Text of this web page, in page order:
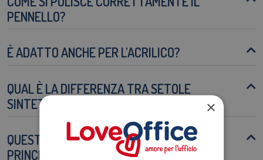
PENNELLO?
È ADATTO ANCHE PER L'ACRILICO?
QUAL È LA DIFFERENZA TRA SETOLE
SINTETICHE E NATURALI?
QUESTO PENNELLO È ADATTO AI
PRINCIPIANTI?
×